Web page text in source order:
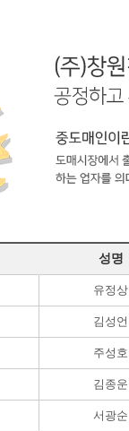
성명
유정상
김성언
주성호
김종운
서광순